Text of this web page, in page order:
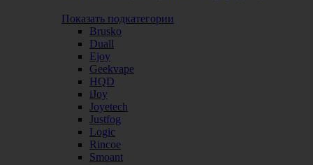
Показать подкатегории
Brusko
Duall
Ejoy
Geekvape
HQD
iJoy
Joyetech
Justfog
Logic
Rincoe
Smoant